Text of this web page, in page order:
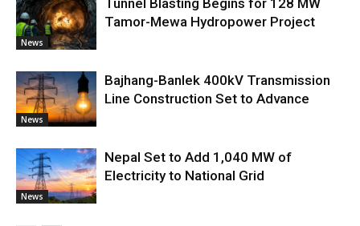
News
Tunnel Blasting Begins for 128 MW
Tamor-Mewa Hydropower Project
News
Bajhang-Banlek 400kV Transmission
Line Construction Set to Advance
News
Nepal Set to Add 1,040 MW of
Electricity to National Grid